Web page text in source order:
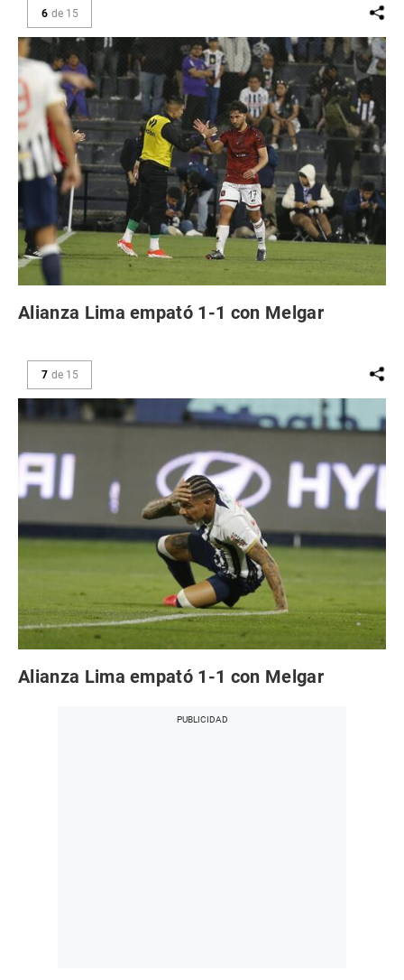
6 de 15
Alianza Lima empató 1-1 con Melgar
7 de 15
Alianza Lima empató 1-1 con Melgar